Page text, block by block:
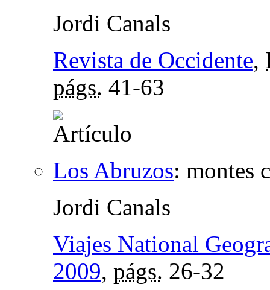
Jordi Canals
Revista de Occidente,
págs. 41-63
Los Abruzos: montes
Jordi Canals
Viajes National
2009, págs. 26-32